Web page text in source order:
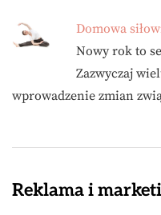
Domowa
Nowy rok to
Zazwyczaj
wprowadzenie zmian
Reklama i